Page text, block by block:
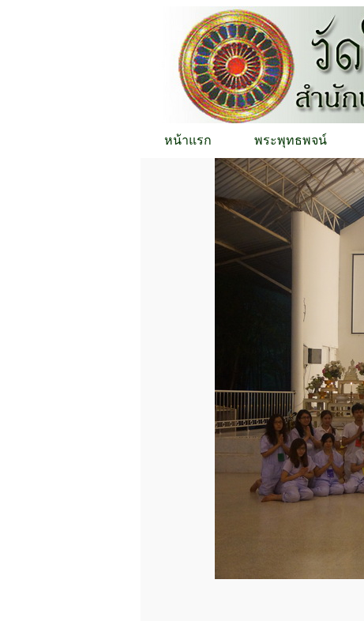
หน้าแรก พระพุทธพจน์